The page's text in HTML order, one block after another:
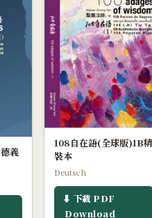
義
108自在語(全球版)1B精
裝本
Deutsch
⬇ 下載 PDF
Download